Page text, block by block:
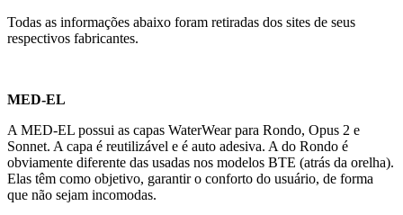
Todas as informações abaixo foram retiradas dos sites de seus
respectivos fabricantes.
MED-EL
A MED-EL possui as capas WaterWear para Rondo, Opus 2 e
Sonnet. A capa é reutilizável e é auto adesiva. A do Rondo é
obviamente diferente das usadas nos modelos BTE (atrás da orelha).
Elas têm como objetivo, garantir o conforto do usuário, de forma
que não sejam incomodas.